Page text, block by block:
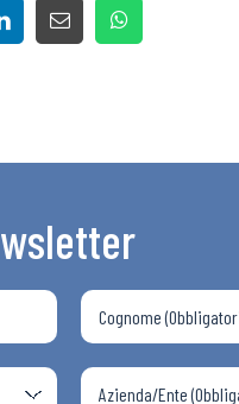
Bollettini
Articoli